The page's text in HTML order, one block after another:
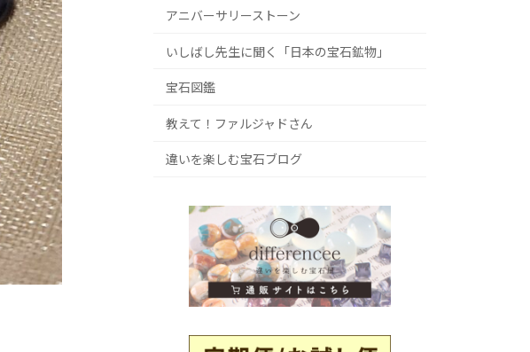
アニバーサリーストーン
いしばし先生に聞く「日本の宝石鉱物」
宝石図鑑
教えて！ファルジャドさん
違いを楽しむ宝石ブログ